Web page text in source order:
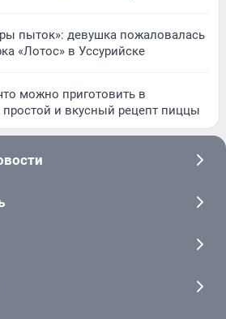
пыток»: девушка пожаловалась
«Лотос» в Уссурийске
можно приготовить в
и вкусный рецепт пиццы